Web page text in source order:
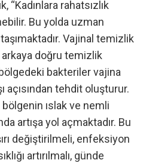
“Kadınlara rahatsızlık
Bu yolda uzman
Vajinal temizlik
doğru temizlik
bölgedeki bakteriler vajina
açısından tehdit oluşturur.
bölgenin ıslak ve nemli
artışa yol açmaktadır. Bu
değiştirilmeli, enfeksiyon
artırılmalı, günde